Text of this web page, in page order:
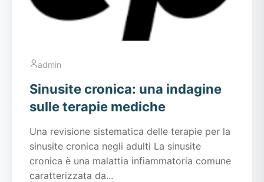
admin
Sinusite cronica: una indagine
sulle terapie mediche
Una revisione sistematica delle terapie per la
sinusite cronica negli adulti La sinusite
cronica è una malattia infiammatoria comune
caratterizzata da...